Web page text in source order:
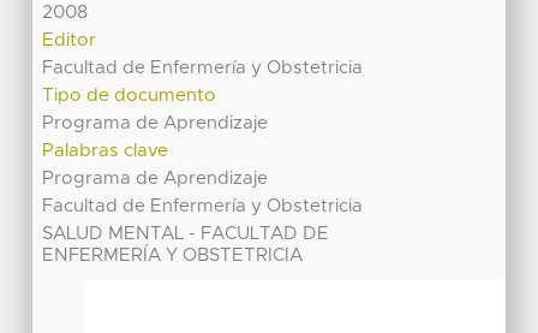
2008
Editor
Facultad de Enfermería y Obstetricia
Tipo de documento
Programa de Aprendizaje
Palabras clave
Programa de Aprendizaje
Facultad de Enfermería y Obstetricia
SALUD MENTAL - FACULTAD DE
ENFERMERÍA Y OBSTETRICIA